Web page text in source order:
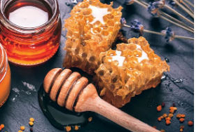
ოქსალატებს და თირკმელში
ვერ გავიგე როგორ
2) მეორე ვარიანტი
ერთად მიღება: რძეში ჩავყარო
მეოთხედი ფხვნილი კურკუმა და
პილპილი და ავადუღო თუ ჯერ რძე
და მერე ჩავყარო კურკუმა? და
მივიღო თუ შეიძლება? P.S მიზანი
და
ძილისთვის)